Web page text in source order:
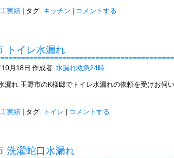
実績 | タグ: キッチン | コメントする
トイレ水漏れ
月18日 作成者: 水漏れ救急24時
漏れ 玉野市のK様邸でトイレ水漏れの依頼を受けお伺
実績 | タグ: トイレ | コメントする
洗濯蛇口水漏れ